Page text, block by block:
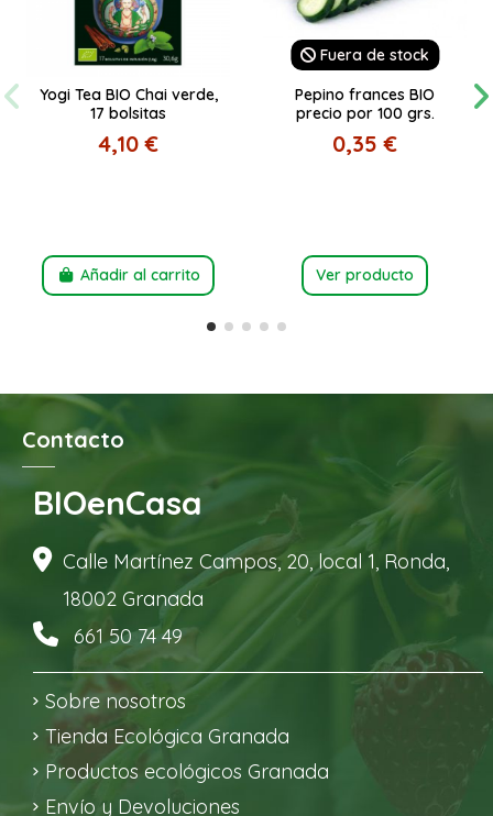
Yogi Tea BIO Chai verde,
17 bolsitas
4,10 €
Añadir al carrito
Fuera de stock
Pepino frances BIO
precio por 100 grs.
0,35 €
Ver producto
Sobre nosotros
Tienda Ecológica Granada
Productos ecológicos Granada
Envío y Devoluciones
Contacto
BIOenCasa
Calle Martínez Campos, 20, local 1, Ronda,
18002 Granada
661 50 74 49